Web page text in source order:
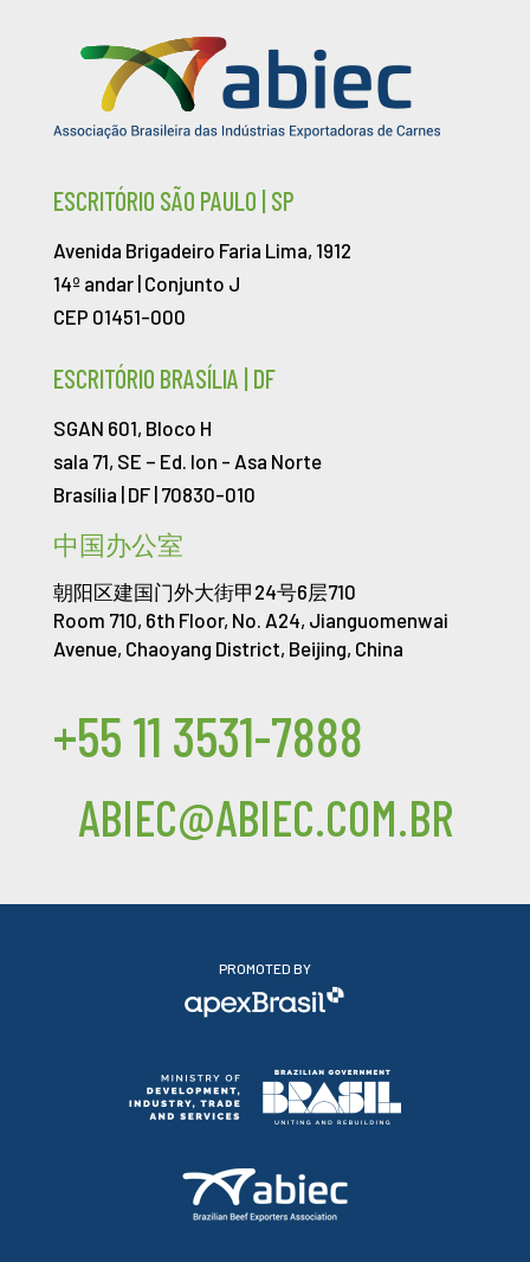
ESCRITÓRIO SÃO PAULO | SP
Avenida Brigadeiro Faria Lima, 1912
14º andar | Conjunto J
CEP 01451-000
ESCRITÓRIO BRASÍLIA | DF
SGAN 601, Bloco H
sala 71, SE – Ed. Ion - Asa Norte
Brasília | DF | 70830-010
中国办公室
朝阳区建国门外大街甲24号6层710
Room 710, 6th Floor, No. A24, Jianguomenwai
Avenue, Chaoyang District, Beijing, China
+55 11 3531-7888
ABIEC@ABIEC.COM.BR
PROMOTED BY